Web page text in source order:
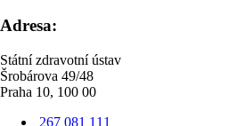
Adresa:
Státní zdravotní ústav
Šrobárova 49/48
Praha 10, 100 00
267 081 111